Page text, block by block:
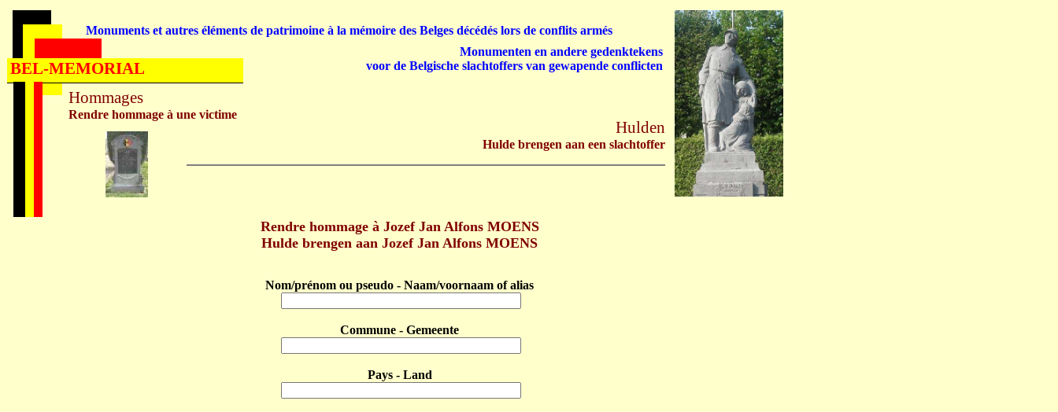
Rendre hommage à Jozef Jan Alfons MOENS
Hulde brengen aan Jozef Jan Alfons MOENS
Nom/prénom ou pseudo - Naam/voornaam of alias
Commune - Gemeente
Pays - Land
Hommages
Rendre hommage à une victime
Hulden
Hulde brengen aan een slachtoffer
Monuments et autres éléments de patrimoine à la mémoire des Belges décédés lors de conflits armés
Monumenten en andere gedenktekens
voor de Belgische slachtoffers van gewapende conflicten
BEL-MEMORIAL